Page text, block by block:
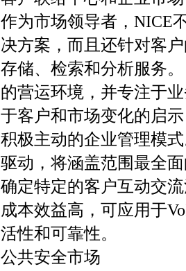
作为市场领导者，NICE
决方案，而且还针对客
存储、检索和分析服务
的营运环境，并专注于
于客户和市场变化的启
积极主动的企业管理模
驱动，将涵盖范围最全
确定特定的客户互动交
成本效益高，可应用于
活性和可靠性。
公共安全市场